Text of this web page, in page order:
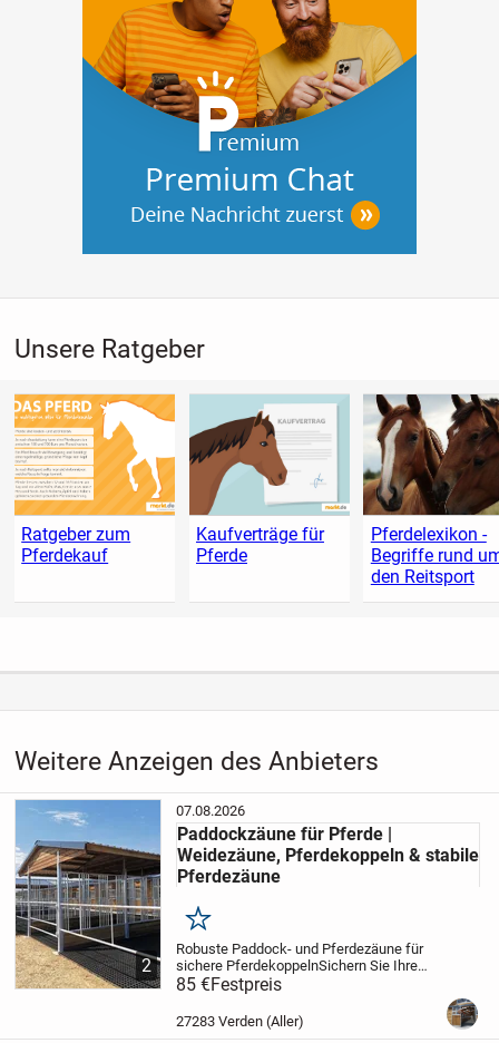
✉️ E-Mail: info@pferdeboxen-kaufen.de
Pferdefutterraufe | Heuraufe für Pferde | Fressgitter für
Pferde | Futterraufe Hersteller | Pferdefütterungssystem
Unsere Ratgeber
Ratgeber zum
Pferdekauf
Kaufverträge für
Pferde
Pferdelexikon -
Begriffe rund
den Reitsport
Weitere Anzeigen des Anbieters
2
07.08.2026
Paddockzäune für Pferde |
Weidezäune, Pferdekoppeln & stabile
Pferdezäune
Merken
Robuste Paddock- und Pferdezäune für
sichere PferdekoppelnSichern Sie Ihre
Pferde mit hochwertigen Paddockzäunen
und Weidezäunen für Pferde - stabil,
langlebig und einfach zu
Unsere...
85 €Festpreis
27283 Verden (Aller)